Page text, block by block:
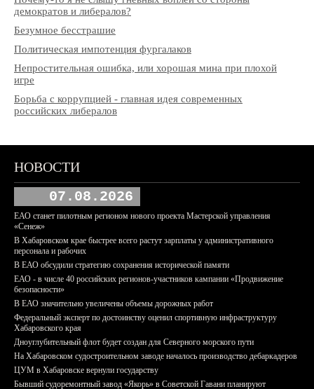
демократов и либералов?
Безумное бесстрашие
Политическая импотенция фургалаков
Непростительная ошибка, или хорошая мина при плохой
игре
Борьба с коррупцией - главная идея современных
российских либералов
НОВОСТИ
07.08.2026
ЕАО станет пилотным регионом нового проекта Мастерской управления
«Сенеж»
В Хабаровском крае быстрее всего растут зарплаты у административного
персонала и рабочих
В ЕАО обсудили стратегию сохранения исторической памяти
ЕАО - в числе 40 российских регионов-участников кампании «Продвижение
безопасности»
В ЕАО значительно увеличены объемы дорожных работ
Федеральный эксперт по достоинству оценил спортивную инфраструктуру
Хабаровского края
Дноуглубительный флот будет создан для Северного морского пути
На Хабаровском судостроительном заводе началось производство дебаркадеров
ЦУМ в Хабаровске вернули государству
Бывший судоремонтный завод «Якорь» в Советской Гавани планируют